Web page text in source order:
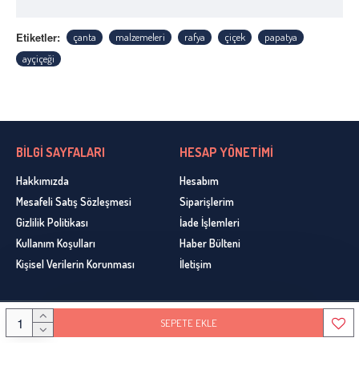
SEPETE EKLE
Etiketler: çanta malzemeleri rafya çiçek
papatya
ayçiçeği
BİLGİ SAYFALARI
Hakkımızda
Mesafeli Satış Sözleşmesi
Gizlilik Politikası
Kullanım Koşulları
Kişisel Verilerin Korunması
HESAP YÖNETİMİ
Hesabım
Siparişlerim
İade İşlemleri
Haber Bülteni
İletişim
Copyright © 2020, Ceyhun Yün, Bütün Hakları Sakldır. Design By Gemlik Web Tasarım